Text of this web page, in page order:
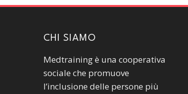
CHI SIAMO
Medtraining è una cooperativa
sociale che promuove
l’inclusione delle persone più